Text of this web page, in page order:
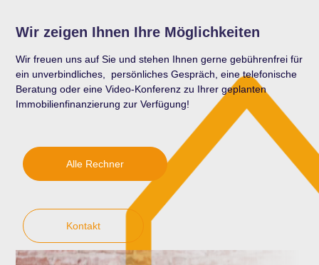
Wir zeigen Ihnen Ihre Möglichkeiten
Wir freuen uns auf Sie und stehen Ihnen gerne gebührenfrei für
ein unverbindliches, persönliches Gespräch, eine telefonische
Beratung oder eine Video-Konferenz zu Ihrer geplanten
Immobilienfinanzierung zur Verfügung!
Alle Rechner
Kontakt